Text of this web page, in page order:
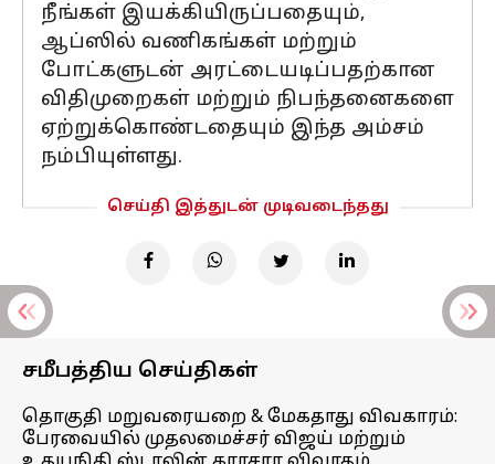
நீங்கள் இயக்கியிருப்பதையும்,
ஆப்ஸில் வணிகங்கள் மற்றும்
போட்களுடன் அரட்டையடிப்பதற்கான
விதிமுறைகள் மற்றும் நிபந்தனைகளை
ஏற்றுக்கொண்டதையும் இந்த அம்சம்
நம்பியுள்ளது.
செய்தி இத்துடன் முடிவடைந்தது
சமீபத்திய செய்திகள்
தொகுதி மறுவரையறை & மேகதாது விவகாரம்:
பேரவையில் முதலமைச்சர் விஜய் மற்றும்